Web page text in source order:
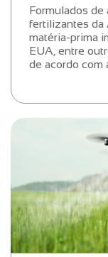
Formulados de
fertilizantes da
matéria-prima
EUA, entre
de acordo com